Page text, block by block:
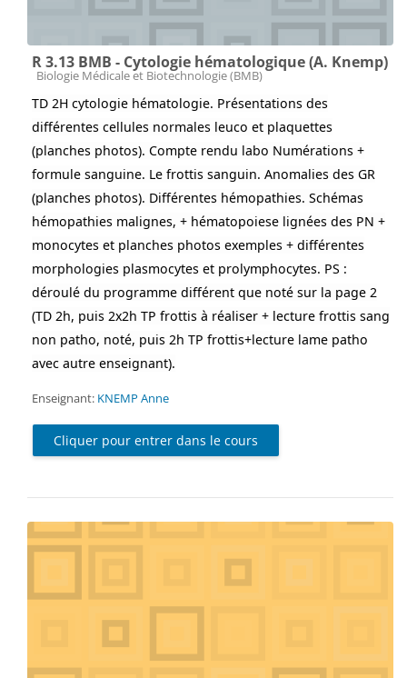
R 3.13 BMB - Cytologie hématologique (A. Knemp)
Catégorie de cours
Biologie Médicale et Biotechnologie (BMB)
TD 2H cytologie hématologie. Présentations des
différentes cellules normales leuco et plaquettes
(planches photos). Compte rendu labo Numérations +
formule sanguine. Le frottis sanguin. Anomalies des GR
(planches photos). Différentes hémopathies. Schémas
hémopathies malignes, + hématopoiese lignées des PN +
monocytes et planches photos exemples + différentes
morphologies plasmocytes et prolymphocytes. PS :
déroulé du programme différent que noté sur la page 2
(TD 2h, puis 2x2h TP frottis à réaliser + lecture frottis sang
non patho, noté, puis 2h TP frottis+lecture lame patho
avec autre enseignant).
Enseignant: KNEMP Anne
Cliquer pour entrer dans le cours